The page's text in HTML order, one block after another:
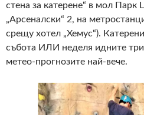
стена за катерене“ в мол Парк
„Арсеналски“ 2, на
срещу хотел „Хемус“).
събота ИЛИ неделя идните
метео-прогнозите най-вече.